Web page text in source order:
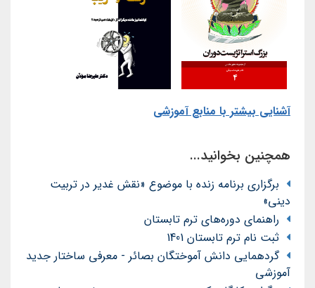
آشنایی بیشتر با منابع آموزشی
همچنین بخوانید...
برگزاری برنامه زنده با موضوع «نقش غدیر در تربیت
دینی»
راهنمای دوره‌های ترم تابستان
ثبت نام ترم تابستان 1401
گردهمایی دانش آموختگان بصائر - معرفی ساختار جدید
آموزشی